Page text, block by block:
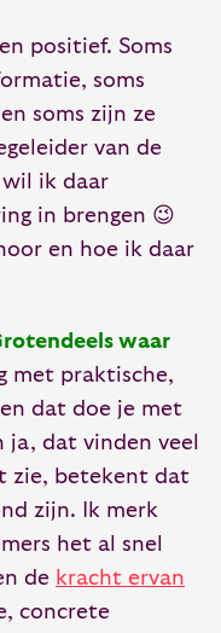
positief. Soms
soms
soms zijn ze
van de
wil ik daar
in brengen 😉
en hoe ik daar
waar
met praktische,
dat doe je met
ja, dat vinden veel
zie, betekent dat
zijn. Ik merk
het al snel
de kracht ervan
concrete